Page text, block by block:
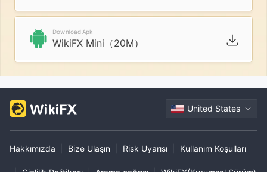
Download Apk
WikiFX Mini（20M）
United States
Hakkımızda Bize Ulaşın Risk Uyarısı Kullanım Koşulları